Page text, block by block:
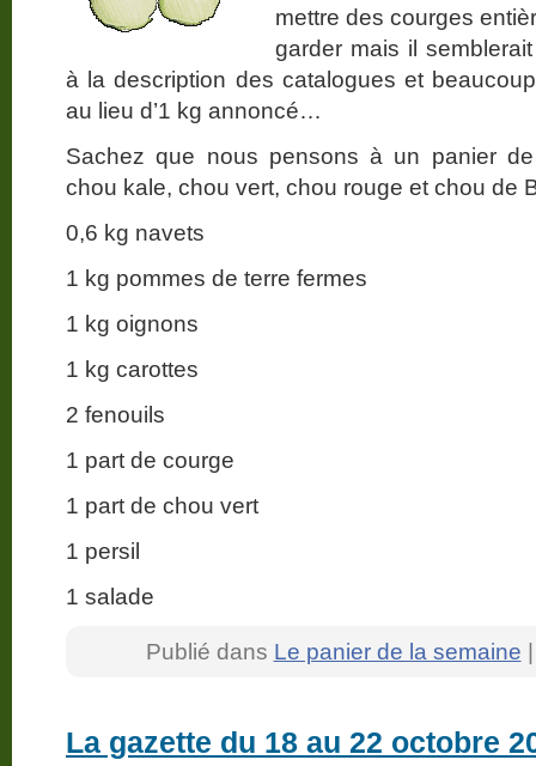
mettre des courges
garder mais il
à la description des catalogues et
au lieu d’1 kg annoncé…
Sachez que nous pensons à un panier
chou kale, chou vert, chou rouge et chou de
0,6 kg navets
1 kg pommes de terre fermes
1 kg oignons
1 kg carottes
2 fenouils
1 part de courge
1 part de chou vert
1 persil
1 salade
Publié dans Le panier de la semaine
La gazette du 18 au 22 octobre